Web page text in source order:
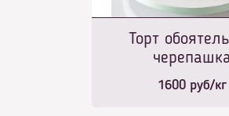
Торт
1600руб/кг